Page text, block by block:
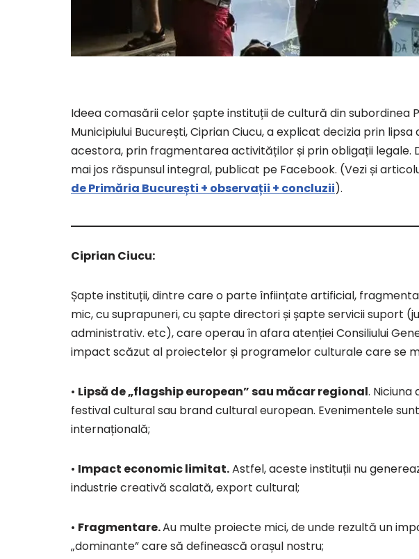
Ideea comasării celor șapte instituții de cultură din subordinea
Municipiului București, Ciprian Ciucu, a explicat decizia prin
acestora, prin fragmentarea activităților și prin obligații legale.
mai jos răspunsul integral, publicat pe Facebook. (Vezi și
de Primăria București + observații + concluzii).
Ciprian Ciucu:
Șapte instituții, dintre care o parte înființate artificial,
mic, cu suprapuneri, cu șapte directori și șapte servicii suport
administrativ. etc), care operau în afara atenției Consiliului
impact scăzut al proiectelor și programelor culturale care se
• Lipsă de „flagship european” sau măcar regional. Niciuna
festival cultural sau brand cultural european. Evenimentele
internațională;
• Impact economic limitat.Astfel, aceste instituții nu
industrie creativă scalată, export cultural;
• Fragmentare.Au multe proiecte mici, de unde rezultă un
„dominante” care să definească orașul nostru;